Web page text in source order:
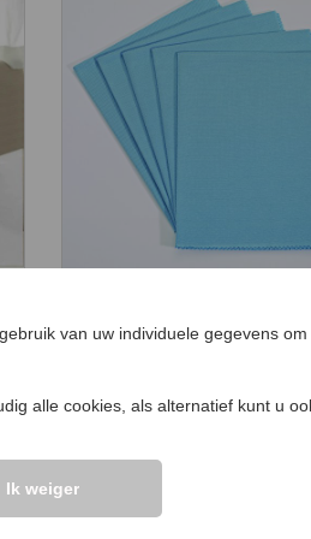
UW
van uw individuele gegevens
alle cookies, als alternatief kunt u
Ik weiger